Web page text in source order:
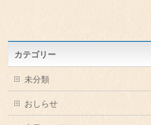
カテゴリー
未分類
おしらせ